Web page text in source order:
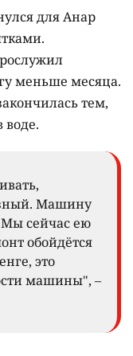
для Анар
меньше месяца.
тем,
воде.
Машину
сейчас ею
обойдётся
это
машины", –